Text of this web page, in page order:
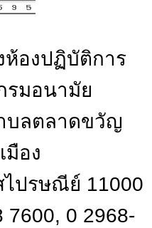
ห้องปฏิบัติการ
มอนามัย
บลตลาดขวัญ
มือง
ปรษณีย์ 11000
0 2968-